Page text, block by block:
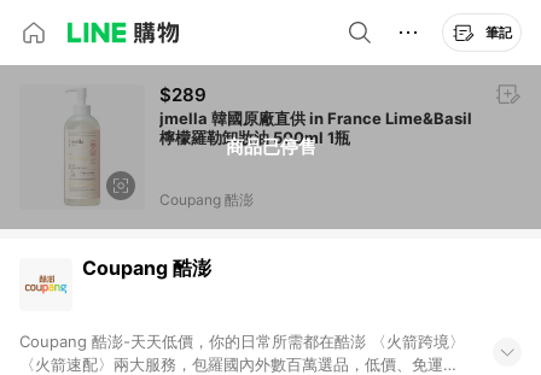
筆記
商品已停售
$289
jmella 韓國原廠直供 in France Lime&Basil
檸檬羅勒卸妝油 500ml 1瓶
Coupang 酷澎
Coupang 酷澎
Coupang 酷澎-天天低價，你的日常所需都在酷澎 〈火箭跨境〉
〈火箭速配〉兩大服務，包羅國內外數百萬選品，低價、免運，